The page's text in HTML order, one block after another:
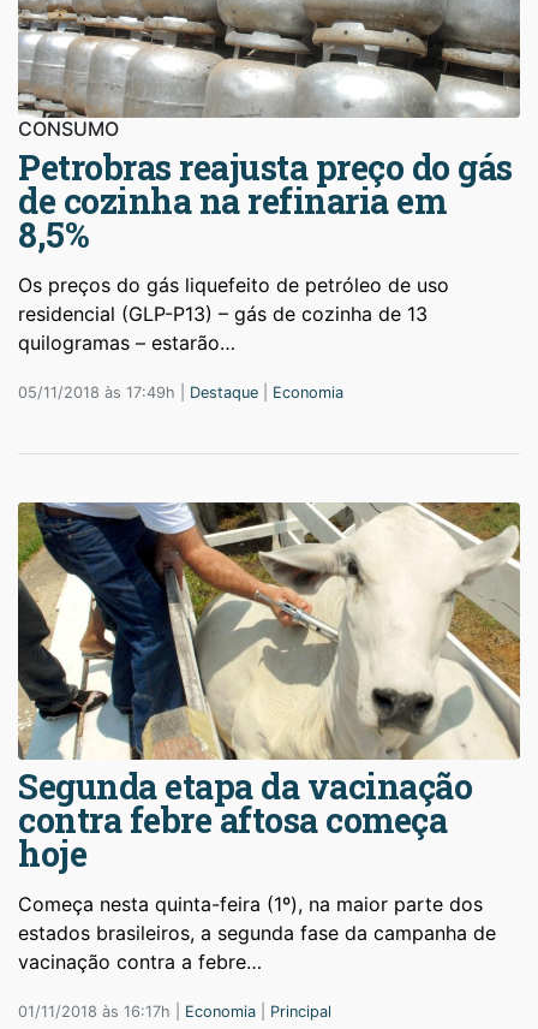
CONSUMO
Petrobras reajusta preço do gás
de cozinha na refinaria em
8,5%
Os preços do gás liquefeito de petróleo de uso
residencial (GLP-P13) – gás de cozinha de 13
quilogramas – estarão…
05/11/2018 às 17:49h | Destaque Economia
Segunda etapa da vacinação
contra febre aftosa começa
hoje
Começa nesta quinta-feira (1º), na maior parte dos
estados brasileiros, a segunda fase da campanha de
vacinação contra a febre…
01/11/2018 às 16:17h | Economia Principal